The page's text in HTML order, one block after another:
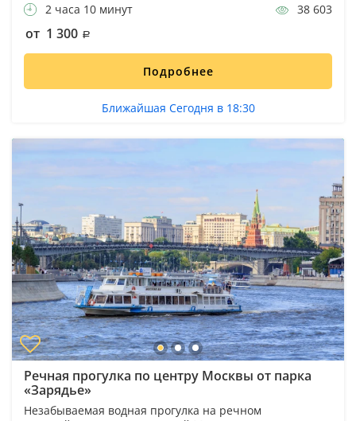
2 часа 10 минут
38 603
от 1 300
Подробнее
Ближайшая Сегодня в 18:30
Речная прогулка по центру Москвы от парка
«Зарядье»
Незабываемая водная прогулка на речном